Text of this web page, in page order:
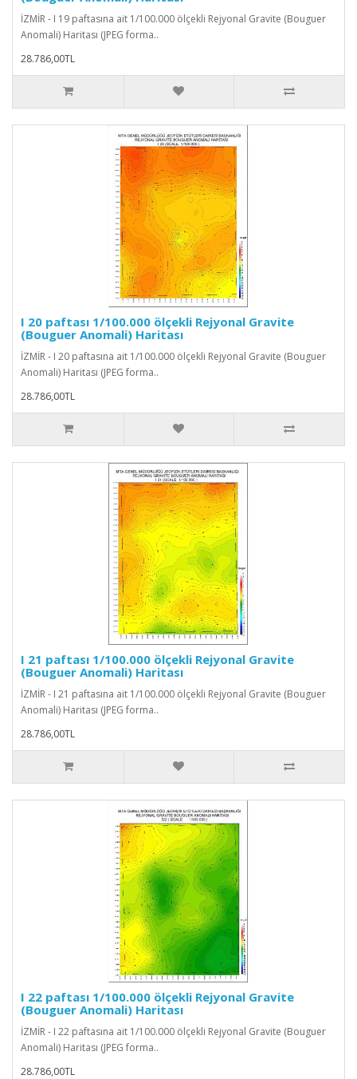
İZMİR - I 19 paftasına ait 1/100.000 ölçekli Rejyonal Gravite (Bouguer
Anomali) Haritası (JPEG forma..
28.786,00TL
I 20 paftası 1/100.000 ölçekli Rejyonal Gravite
(Bouguer Anomali) Haritası
İZMİR - I 20 paftasına ait 1/100.000 ölçekli Rejyonal Gravite (Bouguer
Anomali) Haritası (JPEG forma..
28.786,00TL
I 21 paftası 1/100.000 ölçekli Rejyonal Gravite
(Bouguer Anomali) Haritası
İZMİR - I 21 paftasına ait 1/100.000 ölçekli Rejyonal Gravite (Bouguer
Anomali) Haritası (JPEG forma..
28.786,00TL
I 22 paftası 1/100.000 ölçekli Rejyonal Gravite
(Bouguer Anomali) Haritası
İZMİR - I 22 paftasına ait 1/100.000 ölçekli Rejyonal Gravite (Bouguer
Anomali) Haritası (JPEG forma..
28.786,00TL